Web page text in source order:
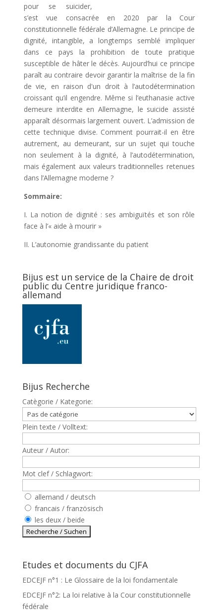
pour se suicider,
s’est vue consacrée en 2020 par la Cour
constitutionnelle fédérale d’Allemagne. Le principe de
dignité, intangible, a longtemps semblé impliquer
dans ce pays la prohibition de toute pratique
susceptible de hâter le décès. Aujourd’hui ce principe
paraît au contraire devoir garantir la maîtrise de la fin
de vie, en raison d'un droit à l’autodétermination
croissant qu’il engendre. Même si l’euthanasie active
demeure interdite en Allemagne, le suicide assisté
apparaît désormais largement ouvert. L’admission de
cette technique divise. Comment pourrait-il en être
autrement, au demeurant, sur un sujet qui touche
non seulement à la dignité, à l’autodétermination,
mais également aux valeurs traditionnelles retenues
dans l’Allemagne moderne ?
Sommaire:
I. La notion de dignité : ses ambiguïtés et son rôle
face à l’« aide à mourir »
II. L’autonomie grandissante du patient
Bijus est un service de la Chaire de droit
public du Centre juridique franco-
allemand
Bijus Recherche
Catègorie / Kategorie:
Plein texte / Volltext:
Auteur / Autor:
Mot clef / Schlagwort:
allemand / deutsch
francais / französisch
les deux / beide
Etudes et documents du CJFA
EDCEJF n°1 : Le Glossaire de la loi fondamentale
EDCEJF n°2: La loi relative à la Cour constitutionnelle
fédérale